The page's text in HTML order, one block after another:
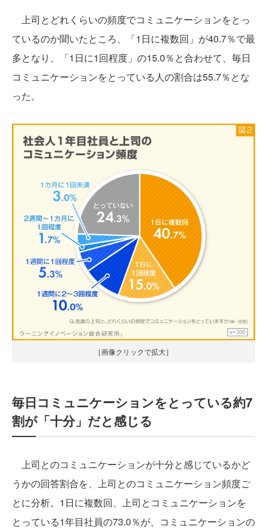
上司とどれくらいの頻度でコミュニケーションをとっ
ているのか聞いたところ、「1日に複数回」が40.7％で最
多となり、「1日に1回程度」の15.0％と合わせて、毎日
コミュニケーションをとっている人の割合は55.7％とな
った。
［画像クリックで拡大］
毎日コミュニケーションをとっている約7
割が「十分」だと感じる
上司とのコミュニケーションが十分と感じているかど
うかの回答割合を、上司とのコミュニケーション頻度ご
とに分析。1日に複数回、上司とコミュニケーションを
とっている1年目社員の73.0％が、コミュニケーションの